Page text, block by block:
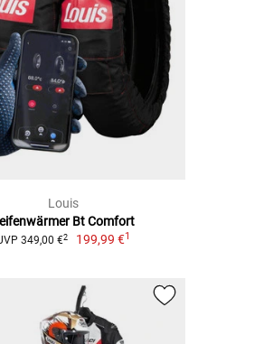
Louis
Bt Comfort
349,00 €2 199,99 €1